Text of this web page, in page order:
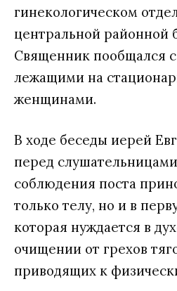
гинекологическом
центральной районной
Священник пообщался
лежащими на
женщинами.
В ходе беседы иерей
перед
соблюдения поста
только телу, но и в
которая нуждается в
очищении от грехов
приводящих к